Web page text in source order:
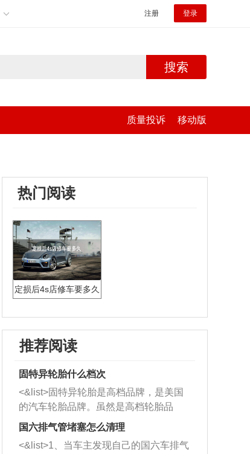
注册 登录
搜索
质量投诉 移动版
热门阅读
定损后4s店修车要多久
推荐阅读
固特异轮胎什么档次
<&list>固特异轮胎是高档品牌，是美国
的汽车轮胎品牌。虽然是高档轮胎品
牌，但是中高低端的轮胎都有生产，这
也是为了更好的开拓市场。
国六排气管堵塞怎么清理
<&list>1、当车主发现自己的国六车排气